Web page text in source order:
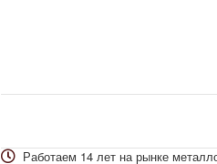
Работаем 14 лет на рынке